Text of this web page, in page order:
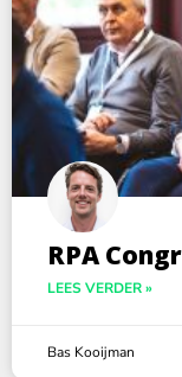
RPA
LEES VERDER »
Bas Kooijman